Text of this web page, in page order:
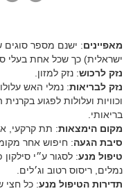
מאפיינים: ישנם מספר
ישראלית) כך שכל אחת בעלי
נזק לרכוש: נזק למזון.
נזק לבריאות: נמלי האש
וכוויות ועלולות לפגוע
בריאותי.
מקום הימצאות: תת קרקעי,
סיבת הגעה: חיפוש אחר
טיפול מנע: לסגור ע״י
נמלים, ריסוס רטוב וג׳לים.
תדירות הטיפול מנע: כל חצי